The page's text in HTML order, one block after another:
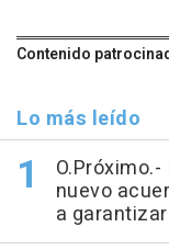
Contenido
Lo más leído
nuevo
a